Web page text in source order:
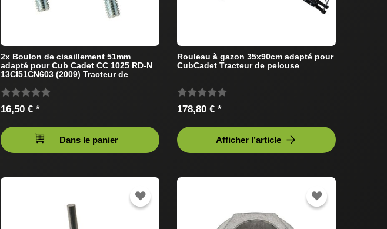
2x Boulon de cisaillement 51mm
adapté pour Cub Cadet CC 1025 RD-N
13CI51CN603 (2009) Tracteur de
16,50 € *
Dans le panier
Rouleau à gazon 35x90cm adapté pour
CubCadet Tracteur de pelouse
178,80 € *
Afficher l’article